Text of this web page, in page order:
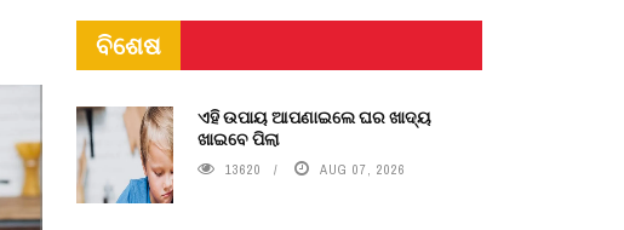
ବିଶେଷ
ଏହି ଉପାୟ ଆପଣାଇଲେ ଘର ଖାଦ୍ୟ
ଖାଇବେ ପିଲା
13620 AUG 07, 2026